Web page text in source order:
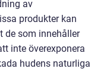
av
produkter kan
de som innehåller
inte överexponera
hudens naturliga